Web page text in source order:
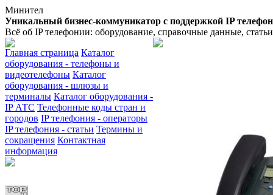
Минител
Уникальный бизнес-коммуникатор с поддержкой IP
Всё об IP телефонии: оборудование, справочные данные,
Главная страница Каталог
оборудования - телефоны и
видеотелефоны Каталог
оборудования - шлюзы и
терминалы Каталог оборудования -
IP АТС Телефонные коды стран и
городов IP телефония - операторы
IP телефония - статьи Термины и
сокращения Контактная
информация